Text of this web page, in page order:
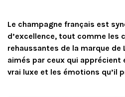
Le champagne français est
d’excellence, tout comme les
rehaussantes de la marque de
aimés par ceux qui
vrai luxe et les émotions qu’il